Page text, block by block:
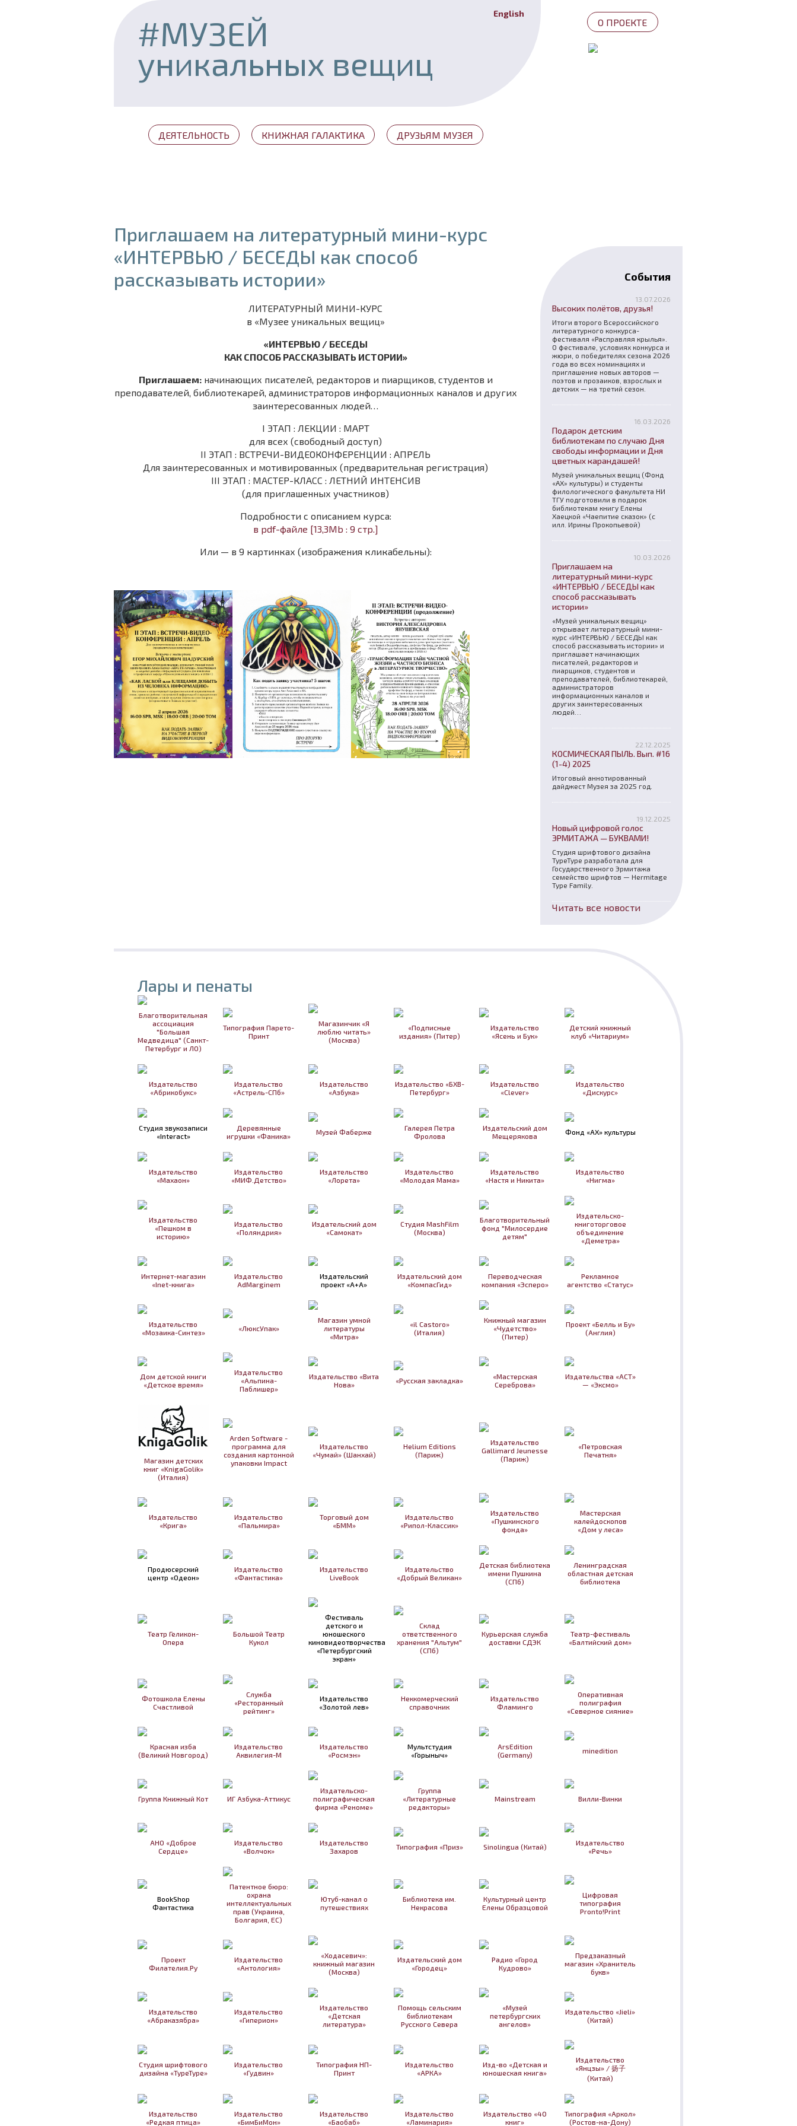
English
#МУЗЕЙ
уникальных вещиц
О ПРОЕКТЕ
ДЕЯТЕЛЬНОСТЬ КНИЖНАЯ ГАЛАКТИКА ДРУЗЬЯМ МУЗЕЯ
Приглашаем на литературный мини-курс
«ИНТЕРВЬЮ / БЕСЕДЫ как способ
рассказывать истории»
ЛИТЕРАТУРНЫЙ МИНИ-КУРС
в «Музее уникальных вещиц»
«ИНТЕРВЬЮ / БЕСЕДЫ
КАК СПОСОБ РАССКАЗЫВАТЬ ИСТОРИИ»
Приглашаем: начинающих писателей, редакторов и пиарщиков, студентов и
преподавателей, библиотекарей, администраторов информационных каналов и других
заинтересованных людей…
I ЭТАП : ЛЕКЦИИ : МАРТ
для всех (свободный доступ)
II ЭТАП : ВСТРЕЧИ-ВИДЕОКОНФЕРЕНЦИИ : АПРЕЛЬ
Для заинтересованных и мотивированных (предварительная регистрация)
III ЭТАП : МАСТЕР-КЛАСС : ЛЕТНИЙ ИНТЕНСИВ
(для приглашенных участников)
Подробности с описанием курса:
в pdf-файле [13,3Mb : 9 стр.]
Или — в 9 картинках (изображения кликабельны):
События
13.07.2026
Высоких полётов, друзья!
Итоги второго Всероссийского
литературного конкурса-
фестиваля «Расправляя крылья».
О фестивале, условиях конкурса и
жюри, о победителях сезона 2026
года во всех номинациях и
приглашение новых авторов —
поэтов и прозаиков, взрослых и
детских — на третий сезон.
16.03.2026
Подарок детским
библиотекам по случаю Дня
свободы информации и Дня
цветных карандашей!
Музей уникальных вещиц (Фонд
«АХ» культуры) и студенты
филологического факультета НИ
ТГУ подготовили в подарок
библиотекам книгу Елены
Хаецкой «Чаепитие сказок» (с
илл. Ирины Прокопьевой)
10.03.2026
Приглашаем на
литературный мини-курс
«ИНТЕРВЬЮ / БЕСЕДЫ как
способ рассказывать
истории»
«Музей уникальных вещиц»
открывает литературный мини-
курс «ИНТЕРВЬЮ / БЕСЕДЫ как
способ рассказывать истории» и
приглашает начинающих
писателей, редакторов и
пиарщиков, студентов и
преподавателей, библиотекарей,
администраторов
информационных каналов и
других заинтересованных
людей…
22.12.2025
КОСМИЧЕСКАЯ ПЫЛЬ. Вып. #16
(1-4) 2025
Итоговый аннотированный
дайджест Музея за 2025 год.
19.12.2025
Новый цифровой голос
ЭРМИТАЖА — БУКВАМИ!
Студия шрифтового дизайна
TypeType разработала для
Государственного Эрмитажа
семейство шрифтов — Hermitage
Type Family.
Читать все новости
Лары и пенаты
Благотворительная
ассоциация
"Большая
Медведица" (Санкт-
Петербург и ЛО)
Типография Парето-
Принт
Магазинчик «Я
люблю читать»
(Москва)
«Подписные
издания» (Питер)
Издательство
«Ясень и Бук»
Детский книжный
клуб «Читариум»
Издательство
«Абрикобукс»
Издательство
«Астрель-СПб»
Издательство
«Азбука»
Издательство «БХВ-
Петербург»
Издательство
«Clever»
Издательство
«Дискурс»
Студия звукозаписи
«Interact»
Деревянные
игрушки «Фаника»
Музей Фаберже
Галерея Петра
Фролова
Издательский дом
Мещерякова
Фонд «АХ» культуры
Издательство
«Махаон»
Издательство
«МИФ.Детство»
Издательство
«Лорета»
Издательство
«Молодая Мама»
Издательство
«Настя и Никита»
Издательство
«Нигма»
Издательство
«Пешком в
историю»
Издательство
«Поляндрия»
Издательский дом
«Самокат»
Студия MashFilm
(Москва)
Благотворительный
фонд "Милосердие
детям"
Издательско-
книготорговое
объединение
«Деметра»
Интернет-магазин
«Inet-книга»
Издательство
AdMarginem
Издательский
проект «А+А»
Издательский дом
«КомпасГид»
Переводческая
компания «Эсперо»
Рекламное
агентство «Статус»
Издательство
«Мозаика-Синтез»
«ЛюксУпак»
Магазин умной
литературы
«Митра»
«il Castoro»
(Италия)
Книжный магазин
«Чудетство»
(Питер)
Проект «Белль и Бу»
(Англия)
Дом детской книги
«Детское время»
Издательство
«Альпина-
Паблишер»
Издательство «Вита
Нова»
«Русская закладка»
«Мастерская
Сереброва»
Издательства «АСТ»
— «Эксмо»
Магазин детских
книг «KnigaGolik»
(Италия)
Arden Software -
программа для
создания картонной
упаковки Impact
Издательство
«Чумай» (Шанхай)
Helium Editions
(Париж)
Издательство
Gallimard Jeunesse
(Париж)
«Петровская
Печатня»
Издательство
«Крига»
Издательство
«Пальмира»
Торговый дом
«БММ»
Издательство
«Рипол-Классик»
Издательство
«Пушкинского
фонда»
Мастерская
калейдоскопов
«Дом у леса»
Продюсерский
центр «Одеон»
Издательство
«Фантастика»
Издательство
LiveBook
Издательство
«Добрый Великан»
Детская библиотека
имени Пушкина
(СПб)
Ленинградская
областная детская
библиотека
Театр Геликон-
Опера
Большой Театр
Кукол
Фестиваль
детского и
юношеского
киновидеотворчества
«Петербургский
экран»
Склад
ответственного
хранения "Альтум"
(СПб)
Курьерская служба
доставки СДЭК
Театр-фестиваль
«Балтийский дом»
Фотошкола Елены
Счастливой
Служба
«Ресторанный
рейтинг»
Издательство
«Золотой лев»
Неккомерческий
справочник
Издательство
Фламинго
Оперативная
полиграфия
«Северное сияние»
Красная изба
(Великий Новгород)
Издательство
Аквилегия-М
Издательство
«Росмэн»
Мультстудия
«Горыныч»
ArsEdition
(Germany)
minedition
Группа Книжный Кот ИГ Азбука-Аттикус
Издательско-
полиграфическая
фирма «Реноме»
Группа
«Литературные
редакторы»
Mainstream Вилли-Винки
АНО «Доброе
Сердце»
Издательство
«Волчок»
Издательство
Захаров
Типография «Приз» Sinolingua (Китай)
Издательство
«Речь»
BookShop
Фантастика
Патентное бюро:
охрана
интеллектуальных
прав (Украина,
Болгария, ЕС)
Ютуб-канал о
путешествиях
Библиотека им.
Некрасова
Культурный центр
Елены Образцовой
Цифровая
типография
Pronto!Print
Проект
Филателия.Ру
Издательство
«Антология»
«Ходасевич»:
книжный магазин
(Москва)
Издательский дом
«Городец»
Радио «Город
Кудрово»
Предзаказный
магазин «Хранитель
букв»
Издательство
«Абраказябра»
Издательство
«Гиперион»
Издательство
«Детская
литература»
Помощь сельским
библиотекам
Русского Севера
«Музей
петербургских
ангелов»
Издательство «Jieli»
(Китай)
Студия шрифтового
дизайна «TypeType»
Издательство
«Гудвин»
Типография НП-
Принт
Издательство
«АРКА»
Изд-во «Детская и
юношеская книга»
Издательство
«Янцзы» / 扬子
(Китай)
Издательство
«Редкая птица»
Издательство
«БимБиМон»
Издательство
«Баобаб»
Издательство
«Ламинария»
Издательство «40
книг»
Типография «Аркол»
(Ростов-на-Дону)